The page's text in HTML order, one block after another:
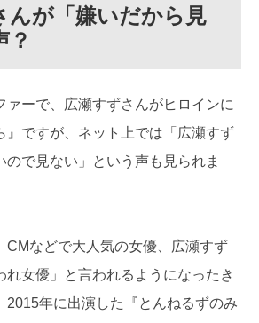
んが「嫌いだから見
？
ァーで、広瀬すずさんがヒロインに
』ですが、ネット上では「広瀬すず
ので見ない」という声も見られま
CMなどで大人気の女優、広瀬すず
れ女優」と言われるようになったき
2015年に出演した『とんねるずのみ